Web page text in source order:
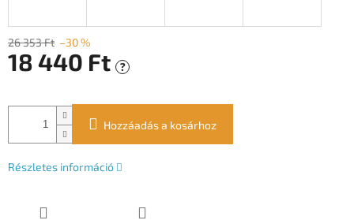
26 353 Ft –30 %
18 440 Ft ?
Hozzáadás a kosárhoz
Részletes információ